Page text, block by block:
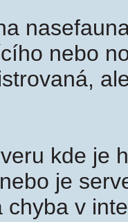
nebo
kde je
je
chyba v